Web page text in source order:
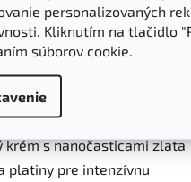
personalizovaných
Kliknutím na tlačidlo
súborov cookie.
DO KOŠÍKA
krém s nanočasticami zlata
platiny pre intenzívnu